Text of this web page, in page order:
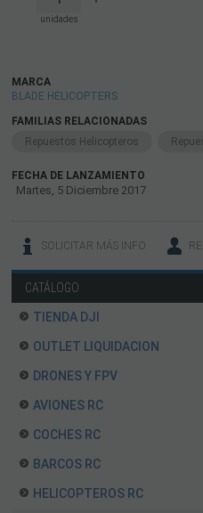
unidades
MARCA
BLADE HELICOPTERS
FAMILIAS RELACIONADAS
Repuestos Helicopteros
FECHA DE LANZAMIENTO
Martes, 5 Diciembre 2017
SOLICITAR MÁS INFO
CATÁLOGO
TIENDA DJI
OUTLET LIQUIDACION
DRONES Y FPV
AVIONES RC
COCHES RC
BARCOS RC
HELICOPTEROS RC